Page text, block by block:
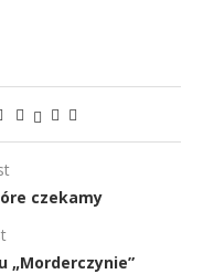
czekamy
„Morderczynie”